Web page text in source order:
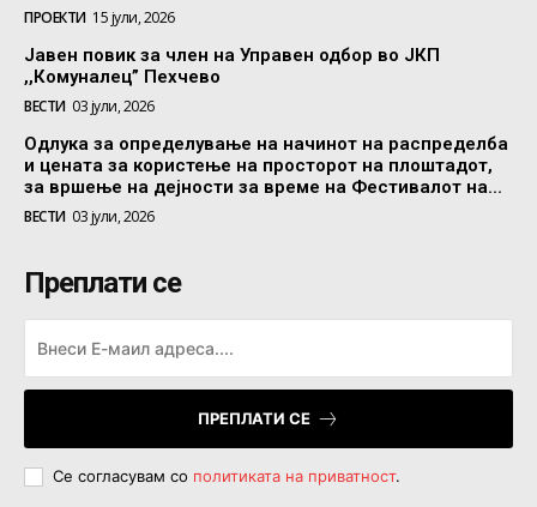
ПРОЕКТИ 15 јули, 2026
Јавен повик за член на Управен одбор во ЈКП
,,Комуналец” Пехчево
ВЕСТИ 03 јули, 2026
Одлука за определување на начинот на распределба
и цената за користење на просторот на плоштадот,
за вршење на дејности за време на Фестивалот на...
ВЕСТИ 03 јули, 2026
Преплати се
ПРЕПЛАТИ СЕ
Се согласувам со политиката на приватност.